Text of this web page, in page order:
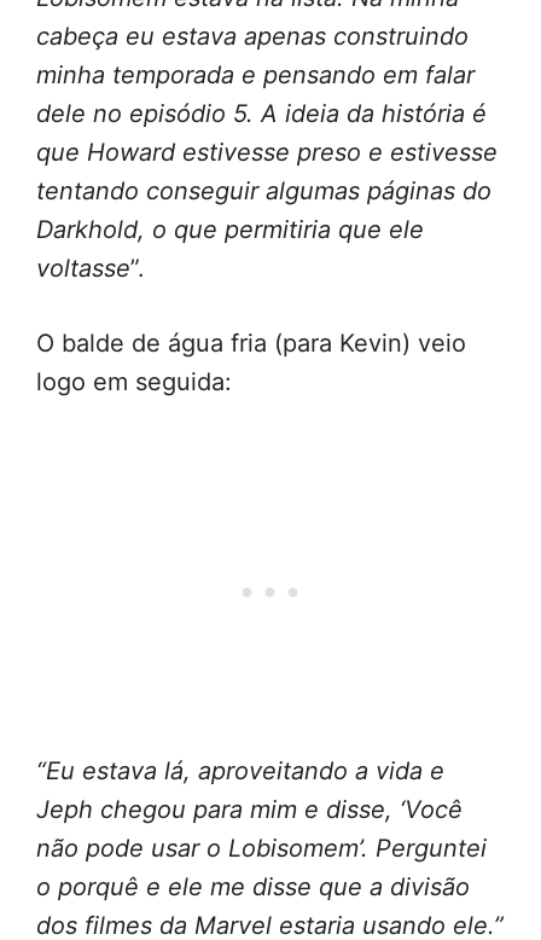
cabeça eu estava apenas construindo
minha temporada e pensando em falar
dele no episódio 5. A ideia da história é
que Howard estivesse preso e estivesse
tentando conseguir algumas páginas do
Darkhold, o que permitiria que ele
voltasse”.
O balde de água fria (para Kevin) veio
logo em seguida:
“Eu estava lá, aproveitando a vida e
Jeph chegou para mim e disse, ‘Você
não pode usar o Lobisomem’. Perguntei
o porquê e ele me disse que a divisão
dos filmes da Marvel estaria usando ele.”